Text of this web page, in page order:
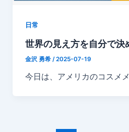
日常
世界の見え方を自分で決
金沢 勇希 /2025-07-19
今日は、アメリカのコスメ